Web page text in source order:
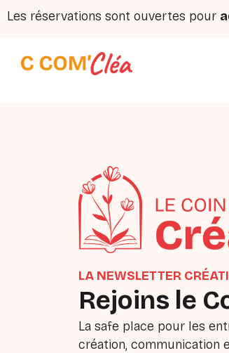
Aller
Les réservations sont ouvertes pour
LA NEWSLETTER
Rejoins le
La safe place pour les
création, communication